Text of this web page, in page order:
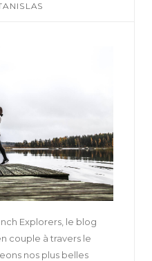
Explorers, le blog
couple à travers le
nos plus belles